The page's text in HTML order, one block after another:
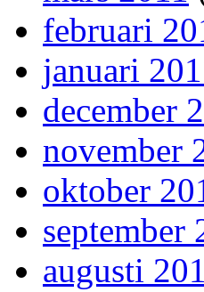
februari
januari
december
november
oktober
september
augusti